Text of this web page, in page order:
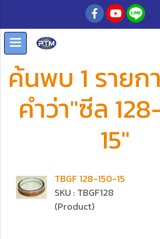
ค้นพบ 1 รายก
คำว่า"ซีล
15"
TBGF 128-150-15
SKU : TBGF128
(Product)